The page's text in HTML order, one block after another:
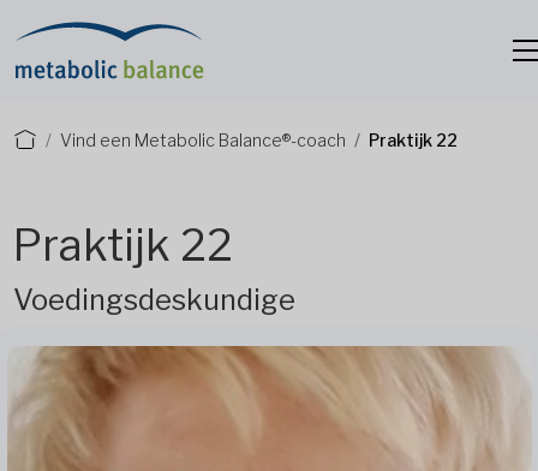
Vind een Metabolic Balance®-coach Praktijk 22
Praktijk 22
Voedingsdeskundige